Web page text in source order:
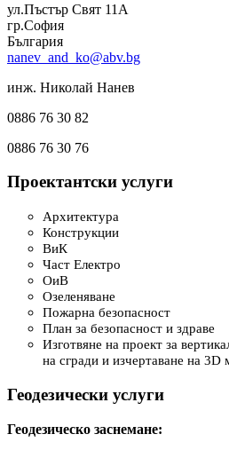
ул.Пъстър Свят 11А
гр.София
България
nanev_and_ko@abv.bg
инж. Николай Нанев
0886 76 30 82
0886 76 30 76
Проектантски услуги
Архитектура
Конструкции
ВиК
Част Електро
ОиВ
Озеленяване
Пожарна безопасност
План за безопасност и здраве
Изготвяне на проект за
на сгради и изчертаване на 3D
Геодезически услуги
Геодезическо заснемане: